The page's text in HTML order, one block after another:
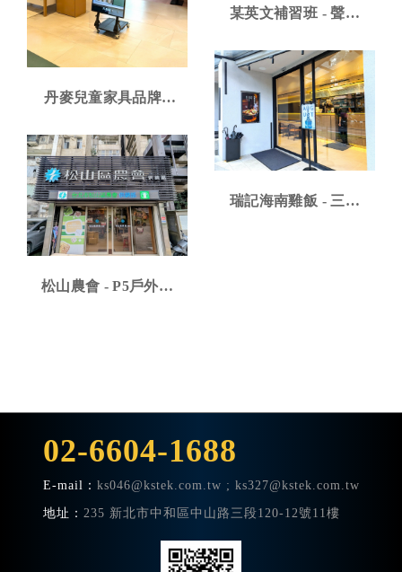
丹麥兒童家具品牌 -
專用腳架
某英文補習班 - 聲寶
器搭配可旋轉腳架安
裝案例
瑞記海南雞飯 - 三星
松山農會 - P5戶外全
02-6604-1688
E-mail： ks046@kstek.com.tw ; ks327@kstek.com.tw
地址： 235 新北市中和區中山路三段120-12號11樓